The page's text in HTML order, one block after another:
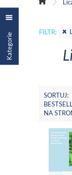
Kategorie FILTR:
SORTUJ:
NA